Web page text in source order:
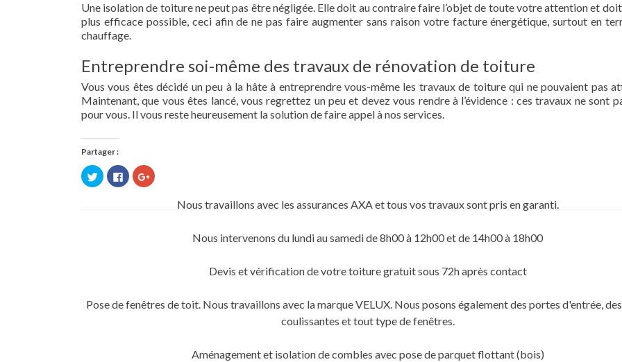
Une isolation de toiture ne peut pas être négligée. Elle doit au contraire faire l’objet de toute votre attention et
plus efficace possible, ceci afin de ne pas faire augmenter sans raison votre facture énergétique, surtout en
chauffage.
Entreprendre soi-même des travaux de rénovation de toiture
Vous vous êtes décidé un peu à la hâte à entreprendre vous-même les travaux de toiture qui ne pouvaient pas
Maintenant, que vous êtes lancé, vous regrettez un peu et devez vous rendre à l’évidence : ces travaux ne sont
pour vous. Il vous reste heureusement la solution de faire appel à nos services.
Partager :
Cliquez
pour
partager
Cliquez
pour
partager
Facebook(ouvre
Cliquez
pour
Google+Nous travaillons avec les assurances AXA et tous vos travaux sont pris en garanti.
Nous intervenons du lundi au samedi de 8h00 à 12h00 et de 14h00 à 18h00
Devis et vérification de votre toiture gratuit sous 72h après contact
Pose de fenêtres de toit. Nous travaillons avec la marque VELUX. Nous posons également des portes d'entrée,
coulissantes et tout type de fenêtres.
Aménagement et isolation de combles avec pose de parquet flottant (bois)